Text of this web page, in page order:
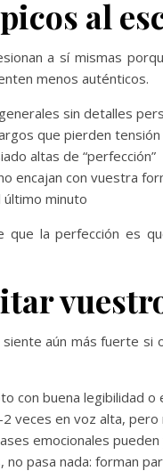
al
a sí mismas
menos auténticos.
sin detalles
que pierden tensión
altas de “perfección”
encajan con vuestra
minuto
que la perfección es
aún más fuerte si
con buena legibilidad o
veces en voz alta,
emocionales
no pasa nada: forman